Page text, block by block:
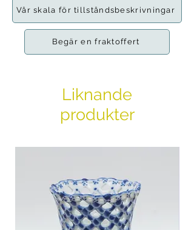
Göteborg.
När hon designar jobbar hon mycket
för att få fram den rätta känslan och
hon gillar att experimentera med hur
Vår skala för tillståndsbeskrivningar
Begär en fraktoffert
Liknande
produkter